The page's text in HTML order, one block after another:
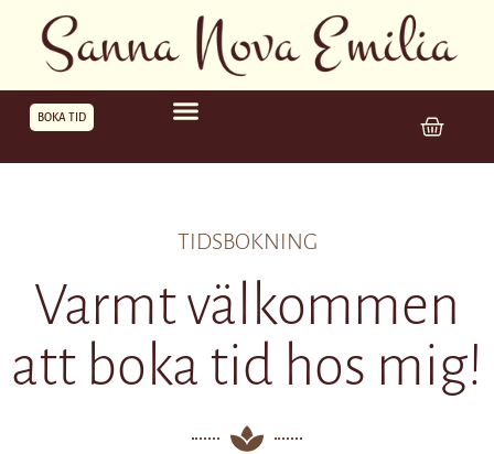
BOKA TID
TIDSBOKNING
Varmt välkommen
att boka tid hos mig!